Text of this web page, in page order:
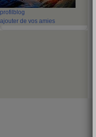
profil blog
ajouter de vos amies